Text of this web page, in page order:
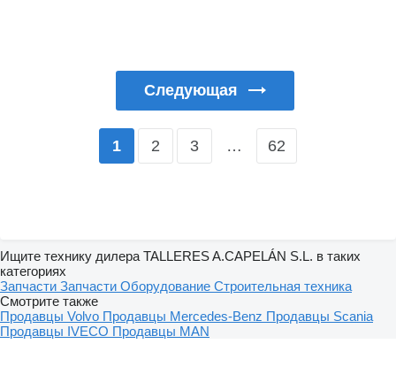
Следующая
1 2 3 … 62
Ищите технику дилера TALLERES A.CAPELÁN S.L. в таких
категориях
Запчасти Запчасти Оборудование Строительная техника
Смотрите также
Продавцы Volvo Продавцы Mercedes-Benz Продавцы Scania
Продавцы IVECO Продавцы MAN